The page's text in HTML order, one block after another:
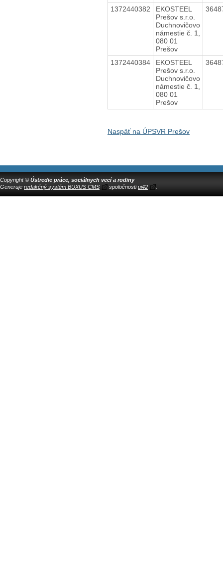
1372440382
EKOSTEEL
Prešov s.r.o.
Duchnovičovo
námestie č. 1,
080 01
Prešov
1372440384
EKOSTEEL
Prešov s.r.o.
Duchnovičovo
námestie č. 1,
080 01
Prešov
Naspäť na ÚPSVR Prešov
Copyright © Ústredie práce, sociálnych vecí a rodiny
Generuje redakčný systém BUXUS CMS spoločnostiui42